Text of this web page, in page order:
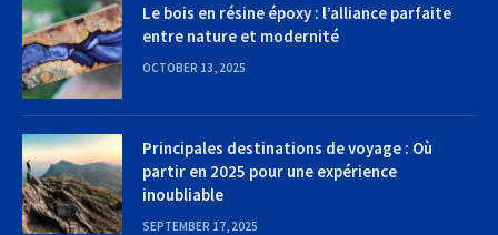
Le bois en résine époxy : l’alliance parfaite
entre nature et modernité
OCTOBER 13, 2025
Principales destinations de voyage : Où
partir en 2025 pour une expérience
inoubliable
SEPTEMBER 17, 2025